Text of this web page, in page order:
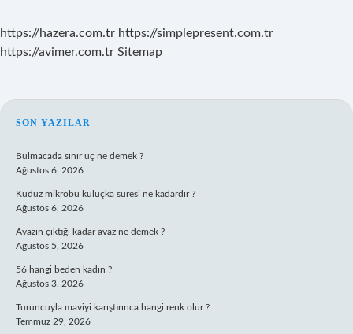
https://hazera.com.tr https://simplepresent.com.tr
https://avimer.com.tr Sitemap
SIDEBAR
SON YAZILAR
Bulmacada sınır uç ne demek ?
Ağustos 6, 2026
Kuduz mikrobu kuluçka süresi ne kadardır ?
Ağustos 6, 2026
Avazın çıktığı kadar avaz ne demek ?
Ağustos 5, 2026
56 hangi beden kadın ?
Ağustos 3, 2026
Turuncuyla maviyi karıştırınca hangi renk olur ?
Temmuz 29, 2026